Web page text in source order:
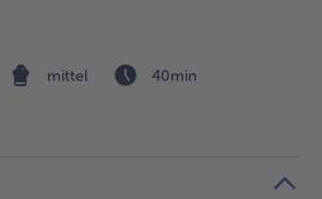
mittel 40min